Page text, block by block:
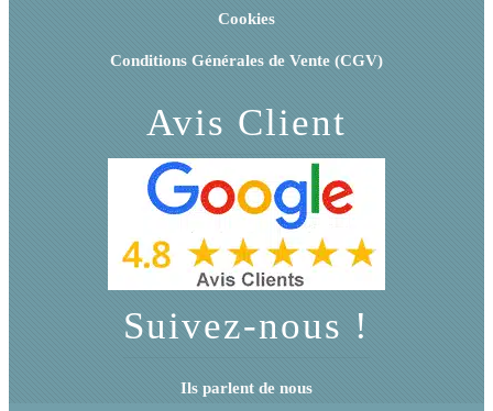
Cookies
Conditions Générales de Vente (CGV)
Avis Client
Suivez-nous !
Ils parlent de nous